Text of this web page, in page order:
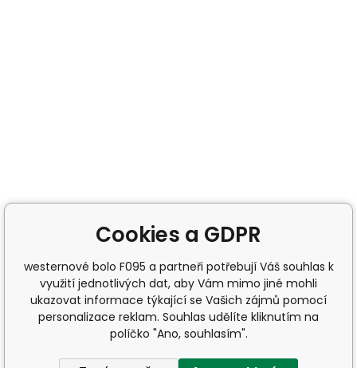
Cookies a GDPR
westernové bolo F095 a partneři potřebují Váš souhlas k
využití jednotlivých dat, aby Vám mimo jiné mohli
ukazovat informace týkající se Vašich zájmů pomocí
personalizace reklam. Souhlas udělíte kliknutím na
políčko "Ano, souhlasím".